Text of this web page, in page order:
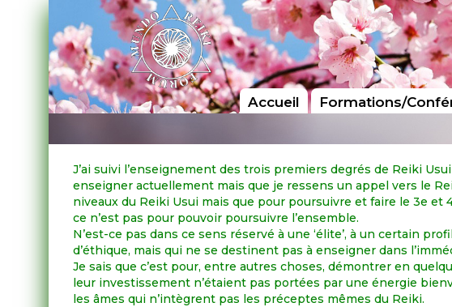
Accueil Formations/
J’ai suivi l’enseignement des trois premiers degrés de Reiki
enseigner actuellement mais que je ressens un appel vers le
niveaux du Reiki Usui mais que pour poursuivre et faire le 3e et
ce n’est pas pour pouvoir poursuivre l’ensemble.
N’est-ce pas dans ce sens réservé à une ‘élite’, à un certain
d’éthique, mais qui ne se destinent pas à enseigner dans
Je sais que c’est pour, entre autres choses, démontrer en
leur investissement n’étaient pas portées par une énergie
les âmes qui n’intègrent pas les préceptes mêmes du Reiki.